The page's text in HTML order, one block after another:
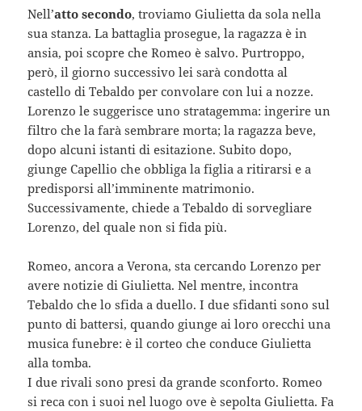
Nell’atto secondo, troviamo Giulietta da sola nella
sua stanza. La battaglia prosegue, la ragazza è in
ansia, poi scopre che Romeo è salvo. Purtroppo,
però, il giorno successivo lei sarà condotta al
castello di Tebaldo per convolare con lui a nozze.
Lorenzo le suggerisce uno stratagemma: ingerire un
filtro che la farà sembrare morta; la ragazza beve,
dopo alcuni istanti di esitazione. Subito dopo,
giunge Capellio che obbliga la figlia a ritirarsi e a
predisporsi all’imminente matrimonio.
Successivamente, chiede a Tebaldo di sorvegliare
Lorenzo, del quale non si fida più.
Romeo, ancora a Verona, sta cercando Lorenzo per
avere notizie di Giulietta. Nel mentre, incontra
Tebaldo che lo sfida a duello. I due sfidanti sono sul
punto di battersi, quando giunge ai loro orecchi una
musica funebre: è il corteo che conduce Giulietta
alla tomba.
I due rivali sono presi da grande sconforto. Romeo
si reca con i suoi nel luogo ove è sepolta Giulietta. Fa